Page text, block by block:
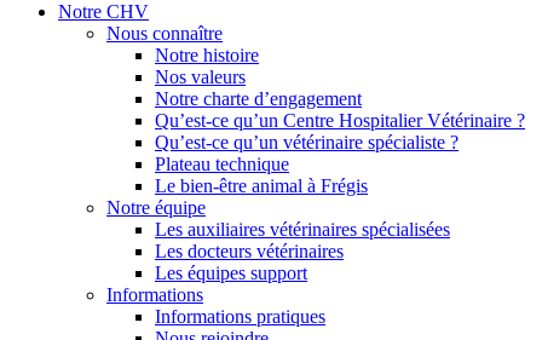
Notre CHV
Nous connaître
Notre histoire
Nos valeurs
Notre charte d’engagement
Qu’est-ce qu’un Centre Hospitalier Vétérinaire ?
Qu’est-ce qu’un vétérinaire spécialiste ?
Plateau technique
Le bien-être animal à Frégis
Notre équipe
Les auxiliaires vétérinaires spécialisées
Les docteurs vétérinaires
Les équipes support
Informations
Informations pratiques